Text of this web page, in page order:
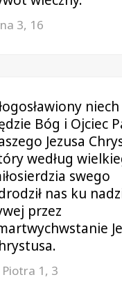
3, 16
niech
Bóg i Ojciec
Jezusa
według
swego
nas ku
przez
Piotra 1, 3